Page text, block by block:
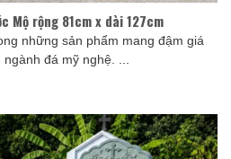
Mộ rộng 81cm x dài 127cm
những sản phẩm mang đậm giá
đá mỹ nghệ. ...